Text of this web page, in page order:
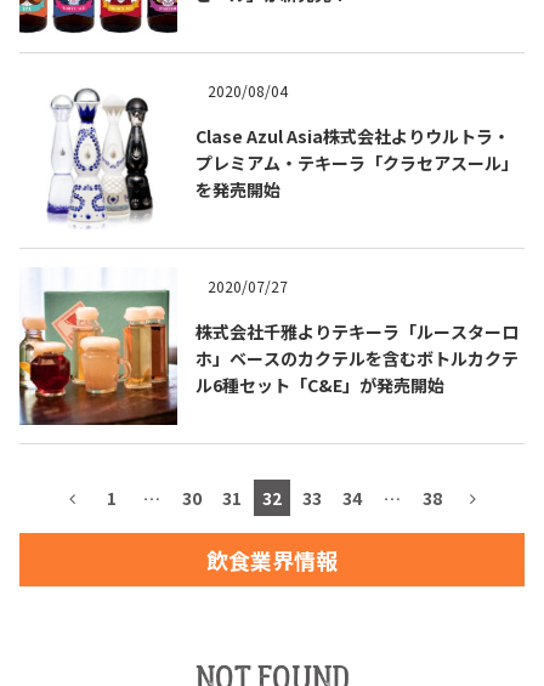
TEQUILA JOURNAL
About
テキーラのつくり方 テキーラマーケット
テキーラの飲み方
メキシコ料理 メキシコ旅行
メキシコの記念日
イベント一覧
テキーラ・メスカルが 飲めるバー
＆レストラン
お問合せ プライバシーポリシー サイトマップ
2020/08/04
Clase Azul Asia株式会社よりウルトラ・
プレミアム・テキーラ「クラセアスール」
を発売開始
2020/07/27
株式会社千雅よりテキーラ「ルースターロ
ホ」ベースのカクテルを含むボトルカクテ
ル6種セット「C&E」が発売開始
1 … 30 31 32 33 34 … 38
飲食業界情報